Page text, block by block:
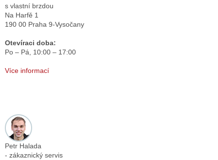
s vlastní brzdou
Na Harfě 1
190 00 Praha 9-Vysočany
Otevíraci doba:
Po – Pá, 10:00 – 17:00
Více informací
Petr Halada
- zákaznický servis